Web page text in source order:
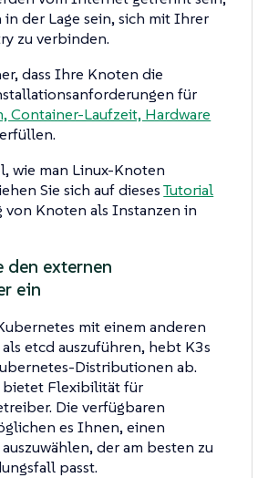
in der Lage sein, sich mit Ihrer
zu verbinden.
dass Ihre Knoten die
für
Container-Laufzeit, Hardware
erfüllen.
wie man Linux-Knoten
Sie sich auf diesesTutorial
von Knoten als Instanzen in
den externen
ein
mit einem anderen
etcd auszuführen, hebt K3s
Distributionen ab.
bietet Flexibilität für
Die verfügbaren
es Ihnen, einen
der am besten zu
passt.